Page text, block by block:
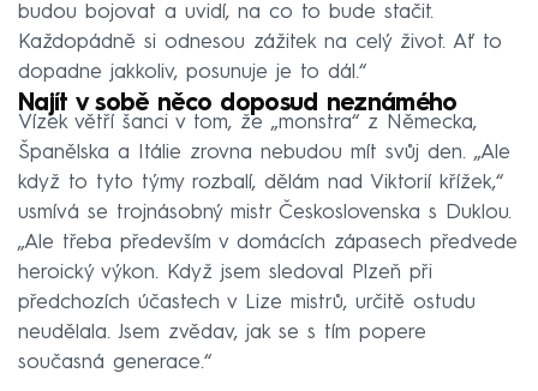
budou bojovat a uvidí, na co to bude stačit.
Každopádně si odnesou zážitek na celý život. Ať to
dopadne jakkoliv, posunuje je to dál.“
Najít v sobě něco doposud neznámého
Vízek větří šanci v tom, že „monstra“ z Německa,
Španělska a Itálie zrovna nebudou mít svůj den. „Ale
když to tyto týmy rozbalí, dělám nad Viktorií křížek,“
usmívá se trojnásobný mistr Československa s Duklou.
„Ale třeba především v domácích zápasech předvede
heroický výkon. Když jsem sledoval Plzeň při
předchozích účastech v Lize mistrů, určitě ostudu
neudělala. Jsem zvědav, jak se s tím popere
současná generace.“